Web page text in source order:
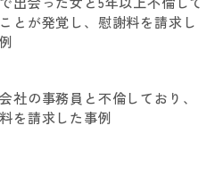
とが発覚し、慰謝料を請求し
社の事務員と不倫しており、
を請求した事例